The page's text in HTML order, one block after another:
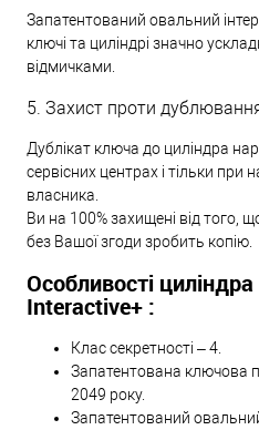
Запатентований овальний
ключі та циліндрі значно
відмичками.
5. Захист проти
Дублікат ключа до циліндра
сервісних центрах і тільки при
власника.
Ви на 100% захищені від того,
без Вашої згоди зробить копію.
Особливості
Interactive+ :
Клас секретності – 4.
Запатентована ключова
2049 року.
Запатентований